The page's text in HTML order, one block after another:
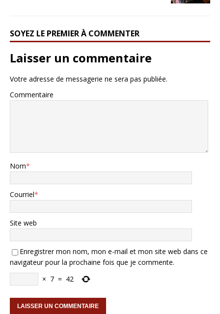
SOYEZ LE PREMIER À COMMENTER
Laisser un commentaire
Votre adresse de messagerie ne sera pas publiée.
Commentaire
Nom*
Courriel*
Site web
Enregistrer mon nom, mon e-mail et mon site web dans ce
navigateur pour la prochaine fois que je commente.
× 7 = 42